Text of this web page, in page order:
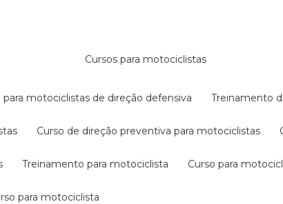
cursos para motociclistas
para motociclistas de direção defensiva treinamento
curso de direção preventiva para motociclistas
treinamento para motociclista curso para
para motociclista